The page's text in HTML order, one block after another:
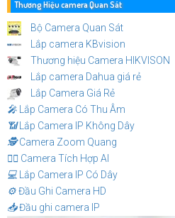
Thương Hiệu camera Quan Sát
Bộ Camera Quan Sát
Lắp camera KBvision
Thương hiệu Camera HIKVISON
Lắp camera Dahua giá rẻ
Lắp Camera Giá Rẻ
️🎤️
Lắp Camera Có Thu Âm
📶 Lắp Camera IP Không Dây
🕵️Camera Zoom Quang
🧛‍♀️ Camera Tích Hợp AI
💻 Lắp Camera IP Có Dây
⚙️Đầu Ghi Camera HD
📥Đầu ghi camera IP